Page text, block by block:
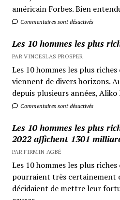
américain Forbes. Bien
Commentaires sont désactivés
Les 10 hommes les plus
PAR VINCESLAS PROSPER
Les 10 hommes les plus
viennent de divers horizons.
depuis plusieurs années, Aliko
Commentaires sont désactivés
Les 10 hommes les plus
2022 affichent 1301
PAR FIRMIN AGBÉ
Les 10 hommes les plus
pourraient très certainement
décidaient de mettre leur